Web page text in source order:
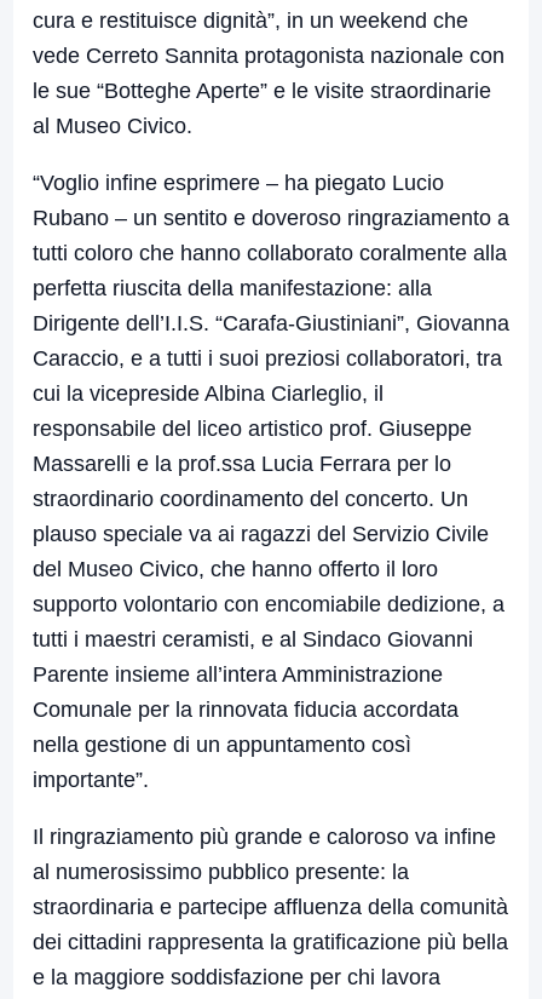
cura e restituisce dignità”, in un weekend che
vede Cerreto Sannita protagonista nazionale con
le sue “Botteghe Aperte” e le visite straordinarie
al Museo Civico.
“Voglio infine esprimere – ha piegato Lucio
Rubano – un sentito e doveroso ringraziamento a
tutti coloro che hanno collaborato coralmente alla
perfetta riuscita della manifestazione: alla
Dirigente dell’I.I.S. “Carafa-Giustiniani”, Giovanna
Caraccio, e a tutti i suoi preziosi collaboratori, tra
cui la vicepreside Albina Ciarleglio, il
responsabile del liceo artistico prof. Giuseppe
Massarelli e la prof.ssa Lucia Ferrara per lo
straordinario coordinamento del concerto. Un
plauso speciale va ai ragazzi del Servizio Civile
del Museo Civico, che hanno offerto il loro
supporto volontario con encomiabile dedizione, a
tutti i maestri ceramisti, e al Sindaco Giovanni
Parente insieme all’intera Amministrazione
Comunale per la rinnovata fiducia accordata
nella gestione di un appuntamento così
importante”.
Il ringraziamento più grande e caloroso va infine
al numerosissimo pubblico presente: la
straordinaria e partecipe affluenza della comunità
dei cittadini rappresenta la gratificazione più bella
e la maggiore soddisfazione per chi lavora